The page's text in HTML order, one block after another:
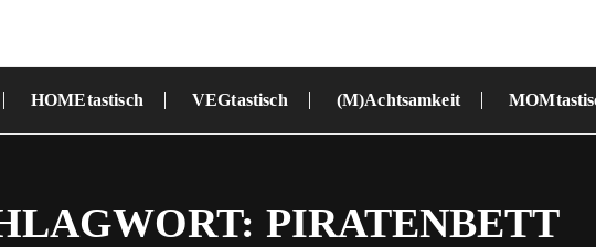
HOMEtastisch VEGtastisch (M)Achtsamkeit
PIRATENBETT